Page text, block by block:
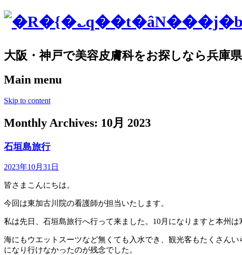
大阪・神戸で美容皮膚科をお探しなら兵庫
Main menu
Skip to content
Monthly Archives: 10月 2023
石垣島旅行
2023年10月31日
皆さまこんにちは。
今回は東加古川院の看護師が担当いたします。
私は先日、石垣島旅行へ行って来ました。10月になりますと本州
海にもウエットスーツなど無くても入水でき、観光客もたくさん
になり行けなかったのが残念でした。